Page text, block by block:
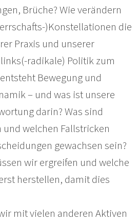
Brüche? Wie verändern
)Konstellationen die
Praxis und unserer
radikale) Politik zum
Bewegung und
– und was ist unsere
darin? Was sind
und welchen Fallstricken
gewachsen sein?
wir ergreifen und welche
herstellen, damit dies
mit vielen anderen Aktiven